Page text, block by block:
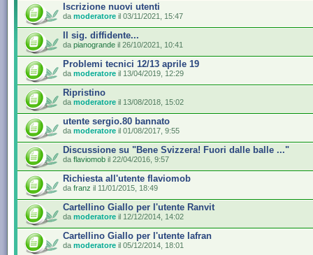
Iscrizione nuovi utenti
da moderatore il 03/11/2021, 15:47
Il sig. diffidente...
da pianogrande il 26/10/2021, 10:41
Problemi tecnici 12/13 aprile 19
da moderatore il 13/04/2019, 12:29
Ripristino
da moderatore il 13/08/2018, 15:02
utente sergio.80 bannato
da moderatore il 01/08/2017, 9:55
Discussione su "Bene Svizzera! Fuori dalle balle ..."
da flaviomob il 22/04/2016, 9:57
Richiesta all'utente flaviomob
da franz il 11/01/2015, 18:49
Cartellino Giallo per l'utente Ranvit
da moderatore il 12/12/2014, 14:02
Cartellino Giallo per l'utente Iafran
da moderatore il 05/12/2014, 18:01